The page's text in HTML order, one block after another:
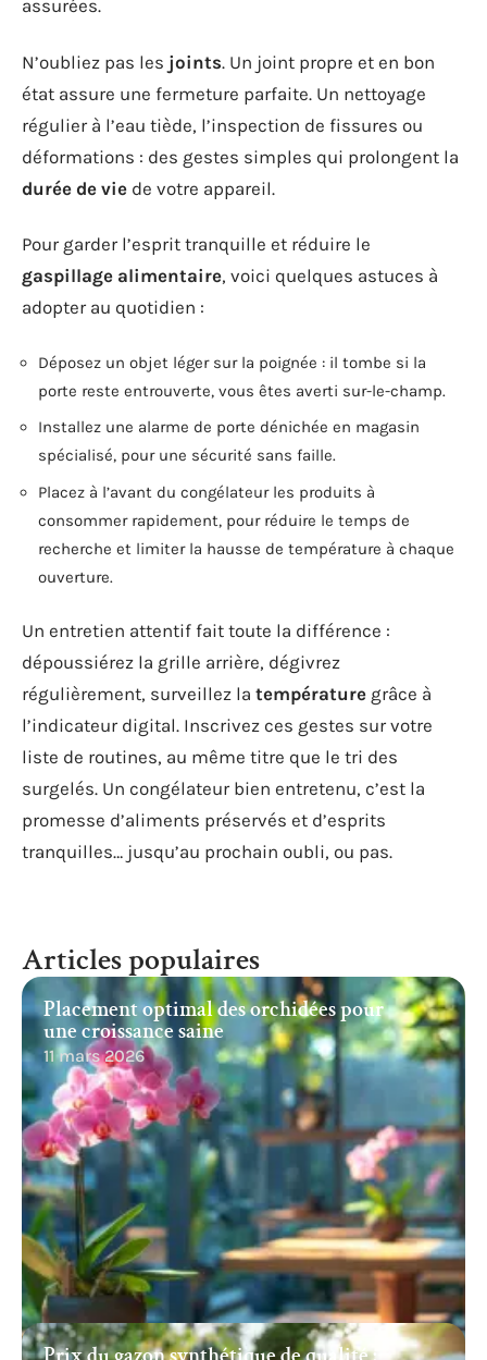
assurées.
N’oubliez pas les joints. Un joint propre et en bon
état assure une fermeture parfaite. Un nettoyage
régulier à l’eau tiède, l’inspection de fissures ou
déformations : des gestes simples qui prolongent la
durée de vie de votre appareil.
Pour garder l’esprit tranquille et réduire le
gaspillage alimentaire, voici quelques astuces à
adopter au quotidien :
Déposez un objet léger sur la poignée : il tombe si la
porte reste entrouverte, vous êtes averti sur-le-champ.
Installez une alarme de porte dénichée en magasin
spécialisé, pour une sécurité sans faille.
Placez à l’avant du congélateur les produits à
consommer rapidement, pour réduire le temps de
recherche et limiter la hausse de température à chaque
ouverture.
Un entretien attentif fait toute la différence :
dépoussiérez la grille arrière, dégivrez
régulièrement, surveillez la température grâce à
l’indicateur digital. Inscrivez ces gestes sur votre
liste de routines, au même titre que le tri des
surgelés. Un congélateur bien entretenu, c’est la
promesse d’aliments préservés et d’esprits
tranquilles… jusqu’au prochain oubli, ou pas.
Articles populaires
Placement optimal des orchidées pour
une croissance saine
11 mars 2026